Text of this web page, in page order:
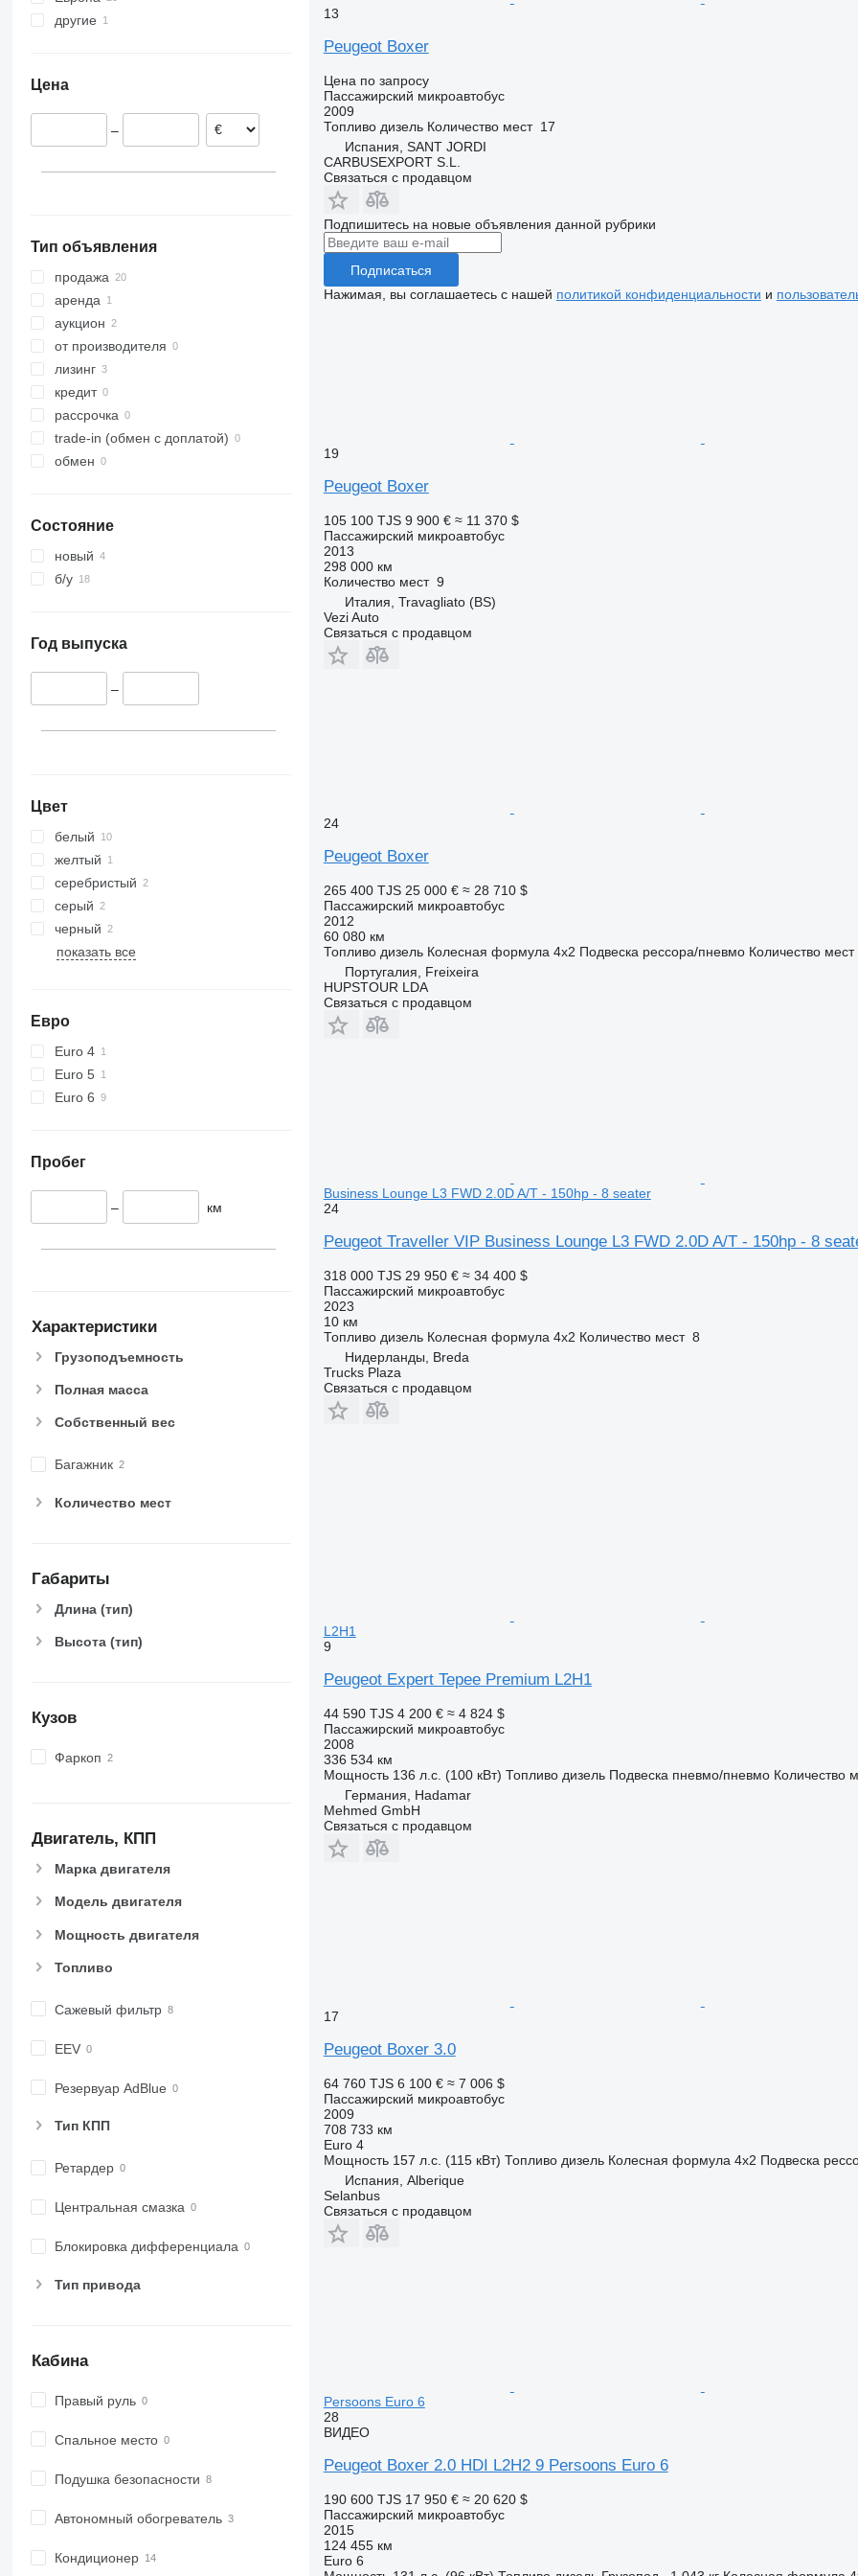
Нидерланды
Франция
Чехия
другие
Цена
–
Тип объявления
продажа
аренда
аукцион
от производителя
лизинг
кредит
рассрочка
trade-in (обмен с доплатой)
обмен
Состояние
новый
б/у
Год выпуска
–
Цвет
белый
желтый
серебристый
серый
черный
показать все
Евро
Euro 4
Euro 5
Euro 6
Пробег
– км
Характеристики
Грузоподъемность
Полная масса
Собственный вес
Багажник
Количество мест
Габариты
Длина (тип)
Высота (тип)
Кузов
Фаркоп
Двигатель, КПП
Марка двигателя
Модель двигателя
Мощность двигателя
Топливо
Сажевый фильтр
EEV
Резервуар AdBlue
Тип КПП
Ретардер
Центральная смазка
Блокировка дифференциала
Тип привода
Кабина
Правый руль
Спальное место
Подушка безопасности
Автономный обогреватель
Кондиционер
13
Peugeot Boxer
Цена по запросу
Пассажирский микроавтобус
2009
Топливо дизель Количество мест 17
Испания, SANT JORDI
CARBUSEXPORT S.L.
Связаться с продавцом
Подпишитесь на новые объявления данной рубрики
Подписаться
Нажимая, вы соглашаетесь с нашей политикой конфиденциальности и
19
Peugeot Boxer
105 100 TJS 9 900 € ≈ 11 370 $
Пассажирский микроавтобус
2013
298 000 км
Количество мест 9
Италия, Travagliato (BS)
Vezi Auto
Связаться с продавцом
24
Peugeot Boxer
265 400 TJS 25 000 € ≈ 28 710 $
Пассажирский микроавтобус
2012
60 080 км
Топливо дизель Колесная формула 4x2 Подвеска рессора/пневмо Количество мест
Португалия, Freixeira
HUPSTOUR LDA
Связаться с продавцом
Business Lounge L3 FWD 2.0D A/T - 150hp - 8 seater
24
Peugeot Traveller VIP Business Lounge L3 FWD 2.0D A/T - 150hp - 8
318 000 TJS 29 950 € ≈ 34 400 $
Пассажирский микроавтобус
2023
10 км
Топливо дизель Колесная формула 4x2 Количество мест 8
Нидерланды, Breda
Trucks Plaza
Связаться с продавцом
L2H1
9
Peugeot Expert Tepee Premium L2H1
44 590 TJS 4 200 € ≈ 4 824 $
Пассажирский микроавтобус
2008
336 534 км
Мощность 136 л.с. (100 кВт) Топливо дизель Подвеска пневмо/пневмо Количество
Германия, Hadamar
Mehmed GmbH
Связаться с продавцом
17
Peugeot Boxer 3.0
64 760 TJS 6 100 € ≈ 7 006 $
Пассажирский микроавтобус
2009
708 733 км
Euro 4
Мощность 157 л.с. (115 кВт) Топливо дизель Колесная формула 4x2 Подвеска
Испания, Alberique
Selanbus
Связаться с продавцом
Persoons Euro 6
28
ВИДЕО
Peugeot Boxer 2.0 HDI L2H2 9 Persoons Euro 6
190 600 TJS 17 950 € ≈ 20 620 $
Пассажирский микроавтобус
2015
124 455 км
Euro 6